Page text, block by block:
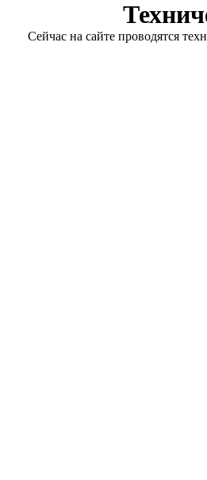
Сейчас на сайте проводятся